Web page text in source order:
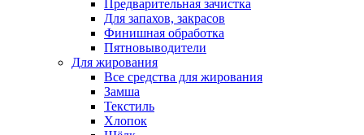
Предварительная зачистка
Для запахов, закрасов
Финишная обработка
Пятновыводители
Для жирования
Все средства для жирования
Замша
Текстиль
Хлопок